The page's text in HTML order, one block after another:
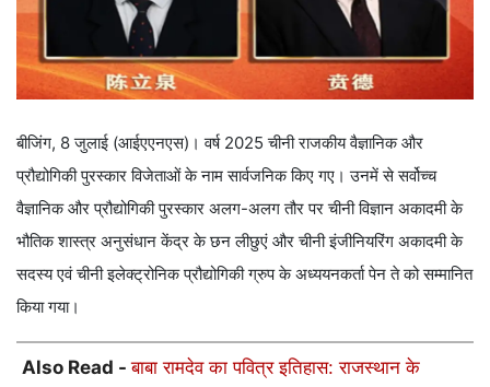
बीजिंग, 8 जुलाई (आईएएनएस)। वर्ष 2025 चीनी राजकीय वैज्ञानिक और
प्रौद्योगिकी पुरस्कार विजेताओं के नाम सार्वजनिक किए गए। उनमें से सर्वोच्च
वैज्ञानिक और प्रौद्योगिकी पुरस्कार अलग-अलग तौर पर चीनी विज्ञान अकादमी के
भौतिक शास्त्र अनुसंधान केंद्र के छन लीछुएं और चीनी इंजीनियरिंग अकादमी के
सदस्य एवं चीनी इलेक्ट्रोनिक प्रौद्योगिकी ग्रुप के अध्ययनकर्ता पेन ते को सम्मानित
किया गया।
Also Read -बाबा रामदेव का पवित्र इतिहास: राजस्थान के